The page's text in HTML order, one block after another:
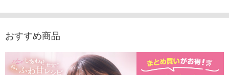
おすすめ商品